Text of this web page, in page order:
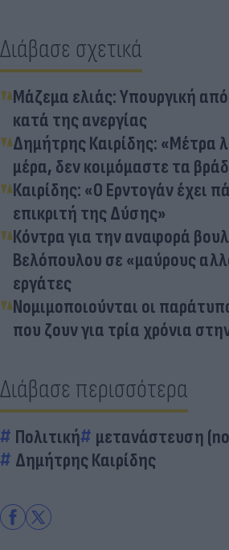
Διάβασε σχετικά
Μάζεμα ελιάς: Υπουργική
κατά της ανεργίας
Δημήτρης Καιρίδης: «Mέτρα
μέρα, δεν κοιμόμαστε τα
Καιρίδης: «Ο Ερντογάν έχει
επικριτή της Δύσης»
Κόντρα για την αναφορά
Βελόπουλου σε «μαύρους
εργάτες
Νομιμοποιούνται οι
που ζουν για τρία χρόνια
Διάβασε περισσότερα
Πολιτική
μετανάστευση
Δημήτρης Καιρίδης